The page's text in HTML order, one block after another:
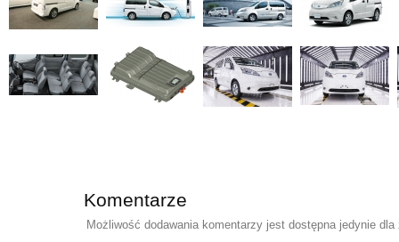
Komentarze
Możliwość dodawania komentarzy jest dostępna jedynie